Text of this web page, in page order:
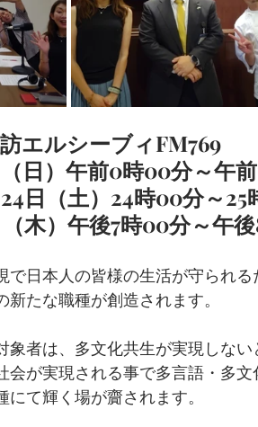
エルシーブィFM769
日）午前0時00分～午
日（土）24時00分～25
木）午後7時00分～午
で日本人の皆様の生活が守られ
たな職種が創造されます。
象者は、多文化共生が実現しない
会が実現される事で多言語・多
て輝く場が齎されます。